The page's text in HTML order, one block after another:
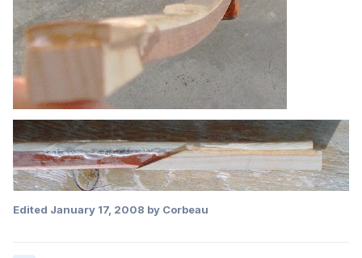
Edited January 17, 2008 by Corbeau